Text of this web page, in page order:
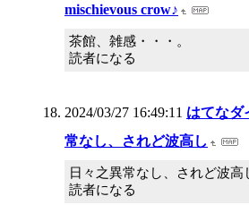
mischievous crow♪
茶館、雑感・・・。
読者になる
2024/03/27 16:49:11 はてなダ
常なし、されど波高し
日々之異常なし、されど波高
読者になる